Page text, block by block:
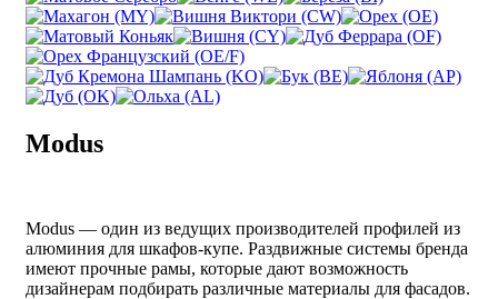
Modus
Modus — один из ведущих производителей профилей из
алюминия для шкафов-купе. Раздвижные системы бренда
имеют прочные рамы, которые дают возможность
дизайнерам подбирать различные материалы для фасадов.